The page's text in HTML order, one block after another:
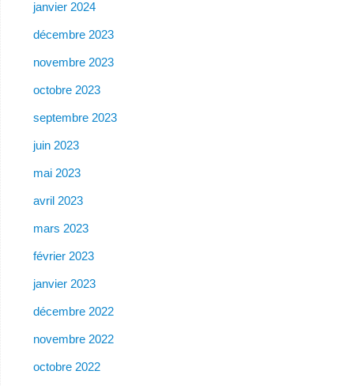
janvier 2024
décembre 2023
novembre 2023
octobre 2023
septembre 2023
juin 2023
mai 2023
avril 2023
mars 2023
février 2023
janvier 2023
décembre 2022
novembre 2022
octobre 2022